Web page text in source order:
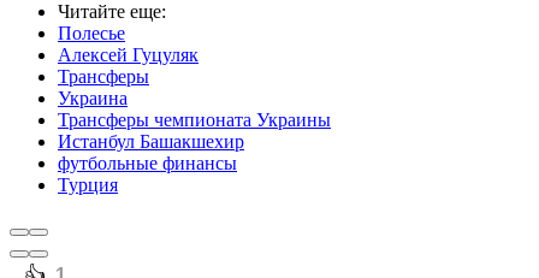
Читайте еще:
Полесье
Алексей Гуцуляк
Трансферы
Украина
Трансферы чемпионата Украины
Истанбул Башакшехир
футбольные финансы
Турция